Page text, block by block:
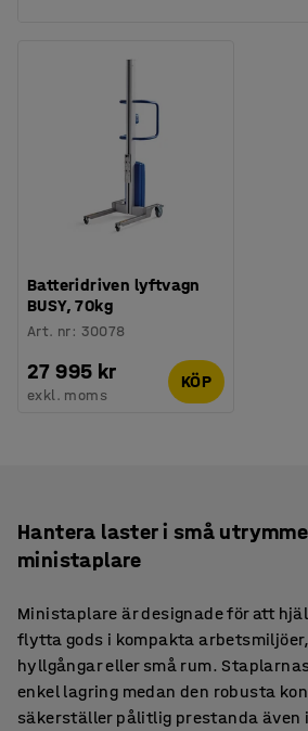
Batteridriven lyftvagn
BUSY, 70kg
Art. nr: 30078
27 995 kr
exkl. moms
KÖP
Hantera laster i små
ministaplare
Ministaplare är designade för att
flytta gods i kompakta
hyllgångar eller små rum.
enkel lagring medan den robusta
säkerställer pålitlig prestanda även